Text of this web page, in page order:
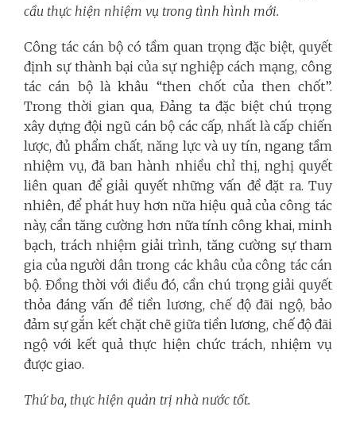
cầu thực hiện nhiệm vụ trong tình hình mới.
Công tác cán bộ có tầm quan trọng đặc biệt, quyết
định sự thành bại của sự nghiệp cách mạng, công
tác cán bộ là khâu “then chốt của then chốt”.
Trong thời gian qua, Đảng ta đặc biệt chú trọng
xây dựng đội ngũ cán bộ các cấp, nhất là cấp chiến
lược, đủ phẩm chất, năng lực và uy tín, ngang tầm
nhiệm vụ, đã ban hành nhiều chỉ thị, nghị quyết
liên quan để giải quyết những vấn đề đặt ra. Tuy
nhiên, để phát huy hơn nữa hiệu quả của công tác
này, cần tăng cường hơn nữa tính công khai, minh
bạch, trách nhiệm giải trình, tăng cường sự tham
gia của người dân trong các khâu của công tác cán
bộ. Đồng thời với điều đó, cần chú trọng giải quyết
thỏa đáng vấn đề tiền lương, chế độ đãi ngộ, bảo
đảm sự gắn kết chặt chẽ giữa tiền lương, chế độ đãi
ngộ với kết quả thực hiện chức trách, nhiệm vụ
được giao.
Thứ ba, thực hiện quản trị nhà nước tốt.